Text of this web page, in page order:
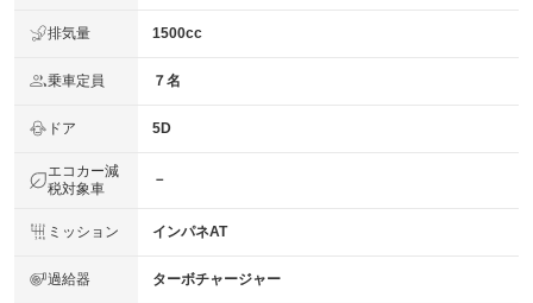
排気量 1500cc
乗車定員 ７名
ドア 5D
エコカー減
税対象車
－
ミッション インパネAT
過給器 ターボチャージャー